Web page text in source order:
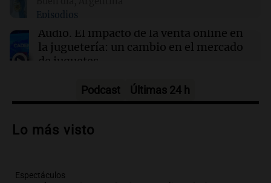
Episodios
Audio. El impacto de la venta online en
la juguetería: un cambio en el mercado
de juguetes
qué consecuencias tiene ceder siempre
Audio.
Podcast Últimas 24 h
Lo más visto
Espectáculos